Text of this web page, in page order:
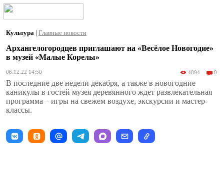
Культура | Главные новости
Архангелогородцев приглашают на «Весёлое Новогодие»
в музей «Малые Корелы»
06.12.22 14:50 4894 0
В последние две недели декабря, а также в новогодние
каникулы в гостей музея деревянного ждет развлекательная
программа – игры на свежем воздухе, экскурсии и мастер-
классы.